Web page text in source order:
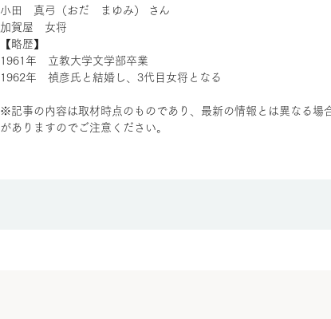
小田 真弓（おだ まゆみ） さん
加賀屋 女将
【略歴】
1961年 立教大学文学部卒業
1962年 禎彦氏と結婚し、3代目女将となる
※記事の内容は取材時点のものであり、最新の情報とは異なる場
がありますのでご注意ください。